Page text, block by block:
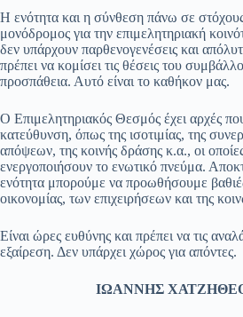
Η ενότητα και η σύνθεση πάνω σε στόχους
μονόδρομος για την επιμελητηριακή
δεν υπάρχουν παρθενογενέσεις και
πρέπει να κομίσει τις θέσεις του
προσπάθεια. Αυτό είναι το καθήκον μας.
Ο Επιμελητηριακός Θεσμός έχει αρχές
κατεύθυνση, όπως της ισοτιμίας, της
απόψεων, της κοινής δράσης κ.α., οι
ενεργοποιήσουν το ενωτικό πνεύμα.
ενότητα μπορούμε να προωθήσουμε
οικονομίας, των επιχειρήσεων και της
Είναι ώρες ευθύνης και πρέπει να τις
εξαίρεση. Δεν υπάρχει χώρος για απόντες.
ΙΩΑΝΝΗΣ